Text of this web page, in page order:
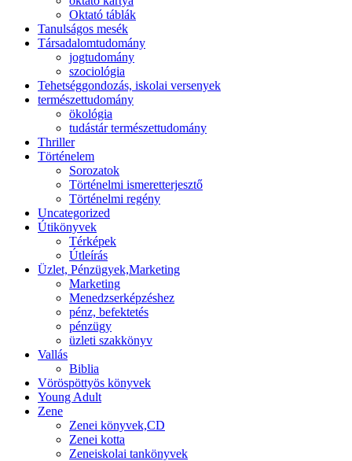
Oktató táblák
Tanulságos mesék
Társadalomtudomány
jogtudomány
szociológia
Tehetséggondozás, iskolai versenyek
természettudomány
ökológia
tudástár természettudomány
Thriller
Történelem
Sorozatok
Történelmi ismeretterjesztő
Történelmi regény
Uncategorized
Útikönyvek
Térképek
Útleírás
Üzlet, Pénzügyek,Marketing
Marketing
Menedzserképzéshez
pénz, befektetés
pénzügy
üzleti szakkönyv
Vallás
Biblia
Vöröspöttyös könyvek
Young Adult
Zene
Zenei könyvek,CD
Zenei kotta
Zeneiskolai tankönyvek